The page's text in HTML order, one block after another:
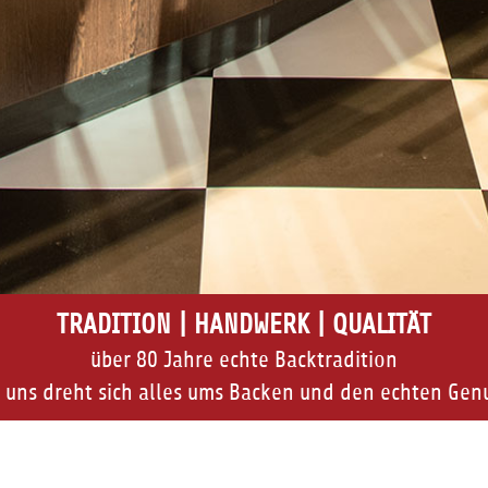
TRADITION | HANDWERK | QUALITÄT
über 80 Jahre echte Backtradition
uns dreht sich alles ums Backen und den echten